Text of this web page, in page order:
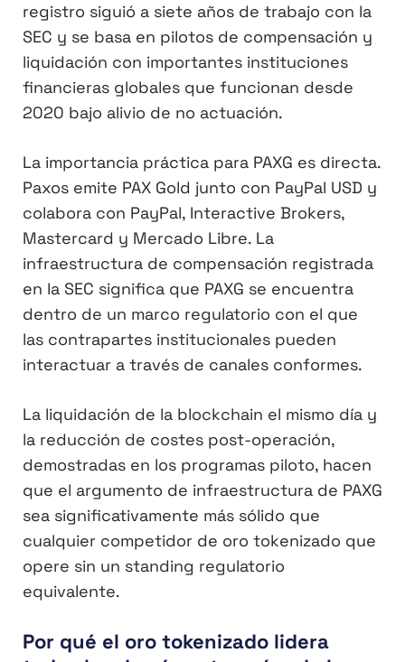
registro siguió a siete años de trabajo con la
SEC y se basa en pilotos de compensación y
liquidación con importantes instituciones
financieras globales que funcionan desde
2020 bajo alivio de no actuación.
La importancia práctica para PAXG es directa.
Paxos emite PAX Gold junto con PayPal USD y
colabora con PayPal, Interactive Brokers,
Mastercard y Mercado Libre. La
infraestructura de compensación registrada
en la SEC significa que PAXG se encuentra
dentro de un marco regulatorio con el que
las contrapartes institucionales pueden
interactuar a través de canales conformes.
La liquidación de la blockchain el mismo día y
la reducción de costes post-operación,
demostradas en los programas piloto, hacen
que el argumento de infraestructura de PAXG
sea significativamente más sólido que
cualquier competidor de oro tokenizado que
opere sin un standing regulatorio
equivalente.
Por qué el oro tokenizado lidera